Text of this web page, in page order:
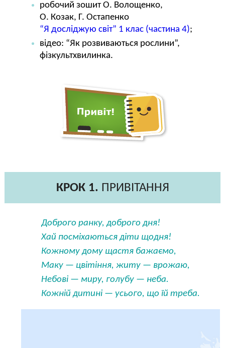
робочий зошит О. Волощенко,
О. Козак, Г. Остапенко
“Я досліджую світ” 1 клас (частина 4);
відео: “Як розвиваються рослини”,
фізкультхвилинка.
КРОК 1. ПРИВІТАННЯ
Доброго ранку, доброго дня!
Хай посміхаються діти щодня!
Кожному дому щастя бажаємо,
Маку — цвітіння, житу — врожаю,
Небові — миру, голубу — неба.
Кожній дитині — усього, що їй треба.